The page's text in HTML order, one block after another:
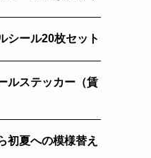
シール20枚セット
ルステッカー（賃
初夏への模様替え